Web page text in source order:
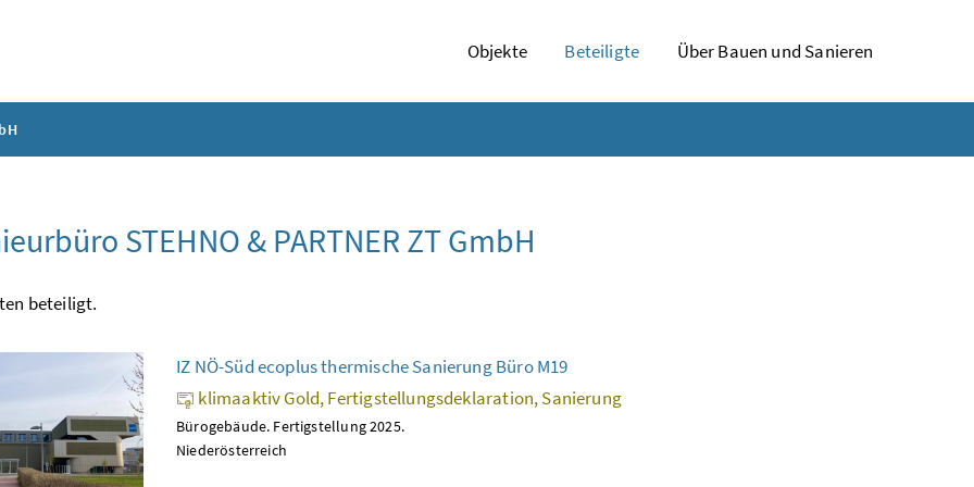
Objekte Beteiligte Über Bauen und Sanieren
STEHNO & PARTNER ZT GmbH
beteiligt.
IZ NÖ-Süd ecoplus thermische Sanierung Büro M19
klimaaktiv Gold, Fertigstellungsdeklaration, Sanierung
Bürogebäude. Fertigstellung 2025.
Niederösterreich